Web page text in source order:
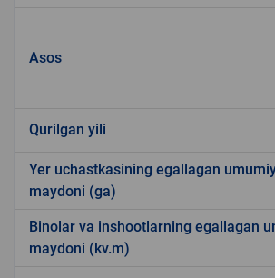
Asos
Qurilgan yili
Yer uchastkasining egallagan
maydoni (ga)
Binolar va inshootlarning egallagan
maydoni (kv.m)